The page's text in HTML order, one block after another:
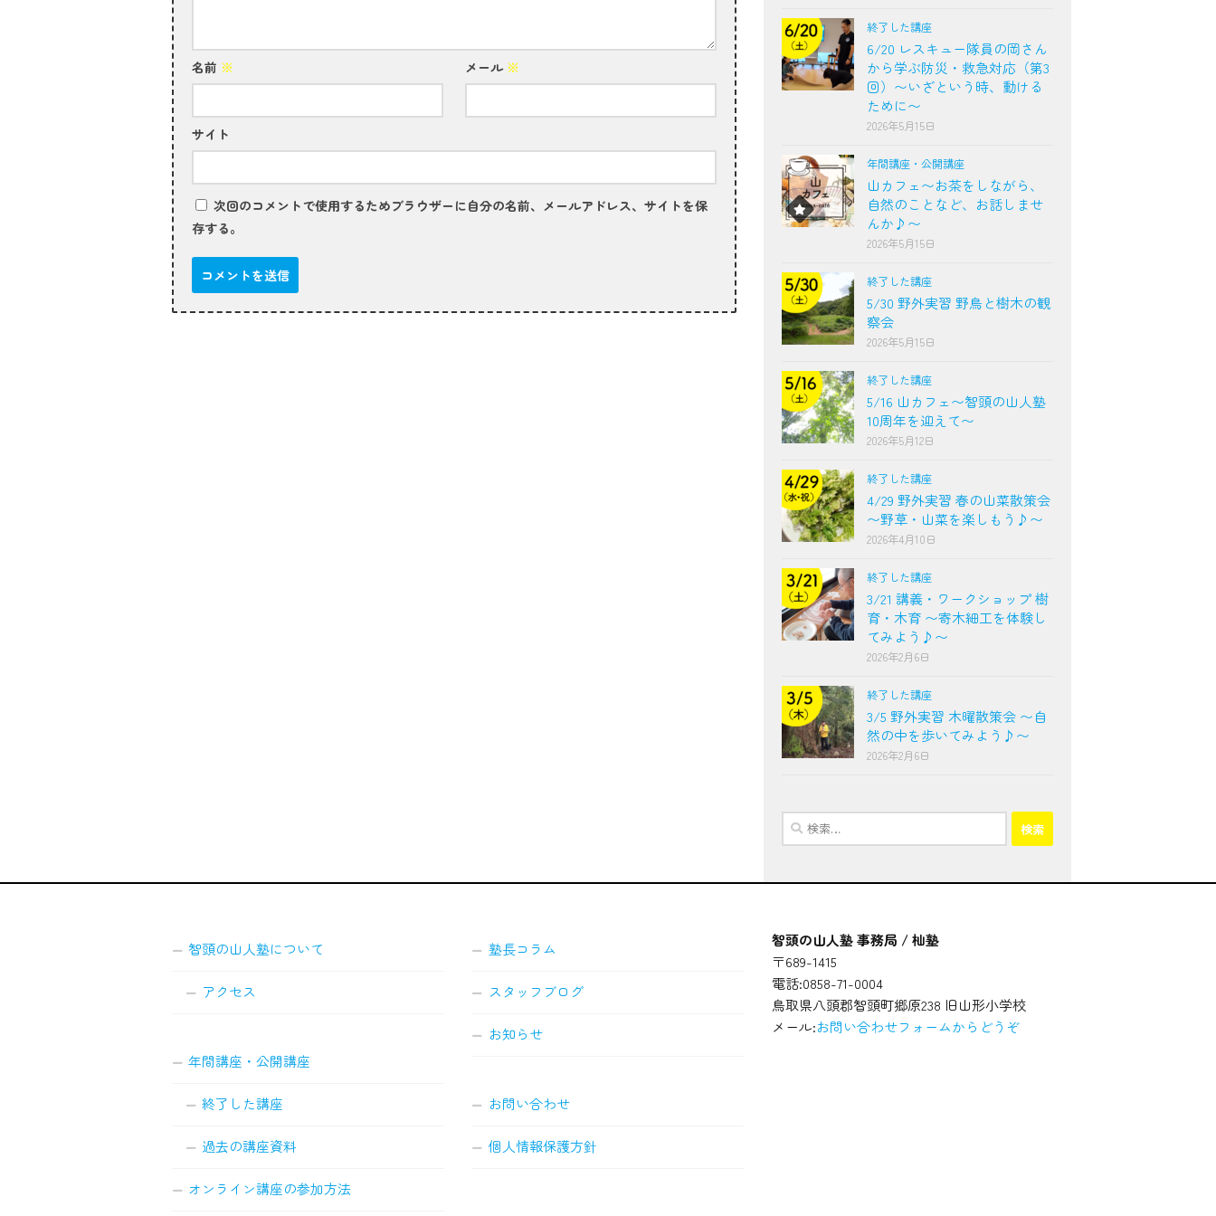
名前 ※ メール ※
サイト
次回のコメントで使用するためブラウザーに自分の名前、メールアドレス、サイトを保
存する。
終了した講座
6/20 レスキュー隊員の岡さん
から学ぶ防災・救急対応（第3
回）〜いざという時、動ける
ために〜
2026年5月15日
年間講座・公開講座
山カフェ〜お茶をしながら、
自然のことなど、お話しませ
んか♪〜
2026年5月15日
終了した講座
5/30 野外実習 野鳥と樹木の観
察会
2026年5月15日
終了した講座
5/16 山カフェ〜智頭の山人塾
10周年を迎えて〜
2026年5月12日
終了した講座
4/29 野外実習 春の山菜散策会
〜野草・山菜を楽しもう♪〜
2026年4月10日
終了した講座
3/21 講義・ワークショップ 樹
育・木育 〜寄木細工を体験し
てみよう♪〜
2026年2月6日
終了した講座
3/5 野外実習 木曜散策会 〜自
然の中を歩いてみよう♪〜
2026年2月6日
検
索:
智頭の山人塾について
アクセス
年間講座・公開講座
終了した講座
過去の講座資料
オンライン講座の参加方法
塾長コラム
スタッフブログ
お知らせ
お問い合わせ
個人情報保護方針
智頭の山人塾 事務局 / 杣塾
〒689-1415
電話:0858-71-0004
鳥取県八頭郡智頭町郷原238 旧山形小学校
メール:お問い合わせフォームからどうぞ